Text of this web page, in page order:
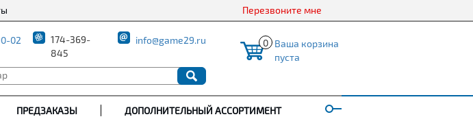
Перезвоните мне
02
174-369-
845
info@game29.ru 0 Ваша корзина
пуста
ПРЕДЗАКАЗЫ ДОПОЛНИТЕЛЬНЫЙ АССОРТИМЕНТ